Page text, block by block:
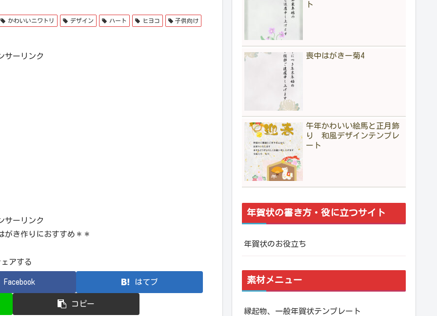
かわいいニワトリ デザイン ハート ヒヨコ 子供向け
サーリンク
サーリンク
き作りにおすすめ＊＊
アする
Facebook はてブ
コピー
ト
喪中はがきー菊4
午年かわいい絵馬と正月飾
り 和風デザインテンプレ
ート
年賀状の書き方・役に立つサイト
年賀状のお役立ち
素材メニュー
縁起物、一般年賀状テンプレート